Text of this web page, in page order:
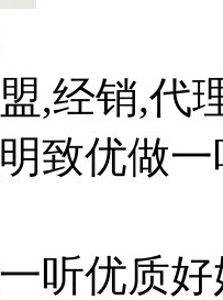
,经销,代
致优做
听优质